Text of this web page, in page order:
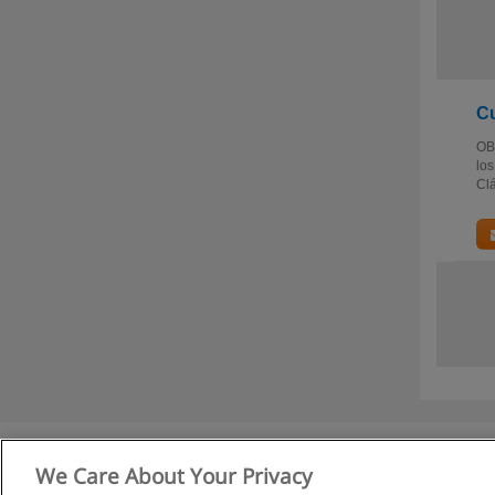
We Care About Your Privacy